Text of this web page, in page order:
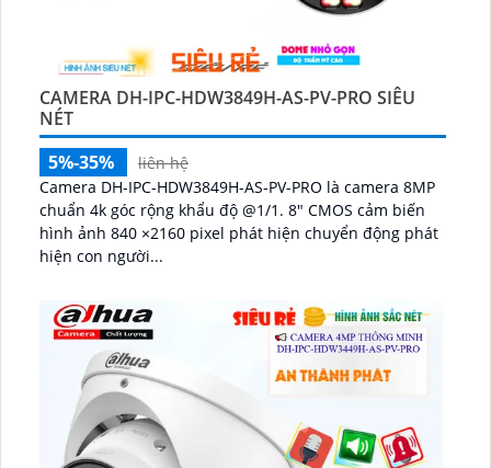
CAMERA DH-IPC-HDW3849H-AS-PV-PRO SIÊU
NÉT
5%-35%
liên hệ
Camera DH-IPC-HDW3849H-AS-PV-PRO là camera 8MP
chuẩn 4k góc rộng khẩu độ @1/1. 8" CMOS cảm biến
hình ảnh 840 ×2160 pixel phát hiện chuyển động phát
hiện con người...